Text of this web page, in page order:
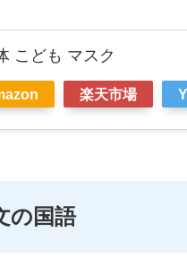
こども マスク
楽天市場
の国語